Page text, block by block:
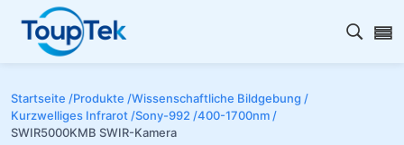
Open
Startseite /Produkte /Wissenschaftliche Bildgebung /
Kurzwelliges Infrarot /Sony-992 /400-1700nm /
SWIR5000KMB SWIR-Kamera